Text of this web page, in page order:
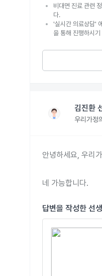
비대면 진료 관련
다.
'실시간 의료상담'
을 통해 진행하시
김진환
우리가정
안녕하세요, 우리
네 가능합니다.
답변을 작성한 선